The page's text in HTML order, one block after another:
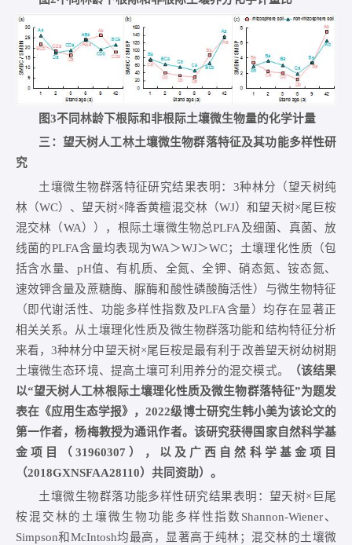
图3不同林龄下根际和非根际土壤微生物量的化学计量
三：望天树人工林土壤微生物群落特征及其功能多样性研
究
土壤微生物群落特征研究结果表明：3种林分（望天树纯
林（WC）、望天树×降香黄檀混交林（WJ）和望天树×尾巨桉
混交林（WA）），根际土壤微生物总PLFA及细菌、真菌、放
线菌的PLFA含量均表现为WA＞WJ＞WC；土壤理化性质（包
括含水量、pH值、有机质、全氮、全钾、硝态氮、铵态氮、
速效钾含量及蔗糖酶、脲酶和酸性磷酸酶活性）与微生物特征
（即代谢活性、功能多样性指数及PLFA含量）均存在显著正
相关关系。从土壤理化性质及微生物群落功能和结构特征分析
来看，3种林分中望天树×尾巨桉是最有利于改善望天树幼树期
土壤微生态环境、提高土壤可利用养分的混交模式。
（该结果
以“望天树人工林根际土壤理化性质及微生物群落特征”为题发
表在《应用生态学报》，2022级博士研究生韩小美为该论文的
第一作者，杨梅教授为通讯作者。该研究获得国家自然科学基
金项目（31960307），以及广西自然科学基金项目
（2018GXNSFAA28110）共同资助）。
土壤微生物群落功能多样性研究结果表明：望天树×巨尾
桉混交林的土壤微生物功能多样性指数Shannon-Wiener、
Simpson和McIntosh均最高，显著高于纯林；混交林的土壤微